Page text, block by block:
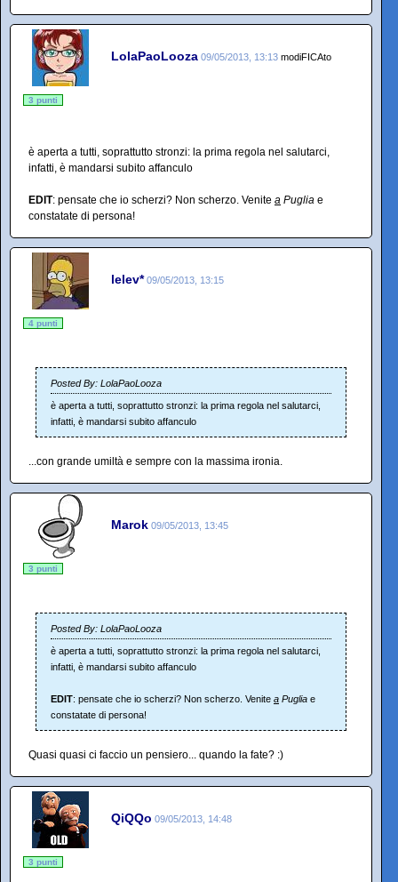
LolaPaoLooza 09/05/2013, 13:13 modiFICAto
3 punti
è aperta a tutti, soprattutto stronzi: la prima regola nel salutarci,
infatti, è mandarsi subito affanculo
EDIT: pensate che io scherzi? Non scherzo. Venite a Puglia e
constatate di persona!
lelev* 09/05/2013, 13:15
4 punti
Posted By: LolaPaoLooza
è aperta a tutti, soprattutto stronzi: la prima regola nel salutarci,
infatti, è mandarsi subito affanculo
...con grande umiltà e sempre con la massima ironia.
Marok 09/05/2013, 13:45
3 punti
Posted By: LolaPaoLooza
è aperta a tutti, soprattutto stronzi: la prima regola nel salutarci,
infatti, è mandarsi subito affanculo
EDIT: pensate che io scherzi? Non scherzo. Venite a Puglia e
constatate di persona!
Quasi quasi ci faccio un pensiero... quando la fate? :)
QiQQo 09/05/2013, 14:48
3 punti